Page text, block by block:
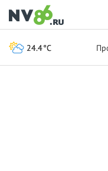
24.4°C